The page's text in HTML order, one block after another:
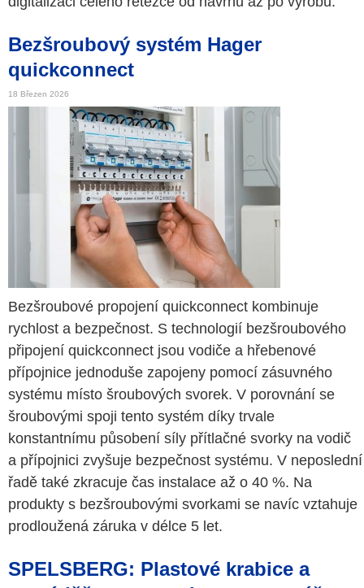
Bezšroubový systém Hager
quickconnect
18 Březen 2026
Bezšroubové propojení quickconnect kombinuje
rychlost a bezpečnost. S technologií bezšroubového
připojení quickconnect jsou vodiče a hřebenové
přípojnice jednoduše zapojeny pomocí zásuvného
systému místo šroubových svorek. V porovnání se
šroubovými spoji tento systém díky trvale
konstantnímu působení síly přítlačné svorky na vodič
a přípojnici zvyšuje bezpečnost systému. V neposlední
řadě také zkracuje čas instalace až o 40 %. Na
produkty s bezšroubovými svorkami se navíc vztahuje
prodloužená záruka v délce 5 let.
SPELSBERG: Plastové krabice a